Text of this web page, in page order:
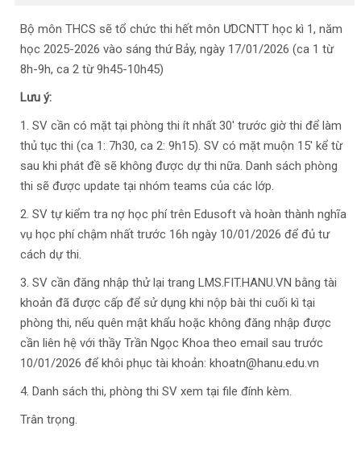
Bộ môn THCS sẽ tổ chức thi hết môn ƯDCNTT học kì 1, năm
học 2025-2026 vào sáng thứ Bảy, ngày 17/01/2026 (ca 1 từ
8h-9h, ca 2 từ 9h45-10h45)
Lưu ý:
1. SV cần có mặt tại phòng thi ít nhất 30' trước giờ thi để làm
thủ tục thi (ca 1: 7h30, ca 2: 9h15). SV có mặt muộn 15' kể từ
sau khi phát đề sẽ không được dự thi nữa. Danh sách phòng
thi sẽ được update tại nhóm teams của các lớp.
2. SV tự kiểm tra nợ học phí trên Edusoft và hoàn thành nghĩa
vụ học phí chậm nhất trước 16h ngày 10/01/2026 để đủ tư
cách dự thi.
3. SV cần đăng nhập thử lại trang LMS.FIT.HANU.VN bằng tài
khoản đã được cấp để sử dụng khi nộp bài thi cuối kì tại
phòng thi, nếu quên mật khẩu hoặc không đăng nhập được
cần liên hệ với thầy Trần Ngọc Khoa theo email sau trước
10/01/2026 để khôi phục tài khoản: khoatn@hanu.edu.vn
4. Danh sách thi, phòng thi SV xem tại file đính kèm.
Trân trọng.